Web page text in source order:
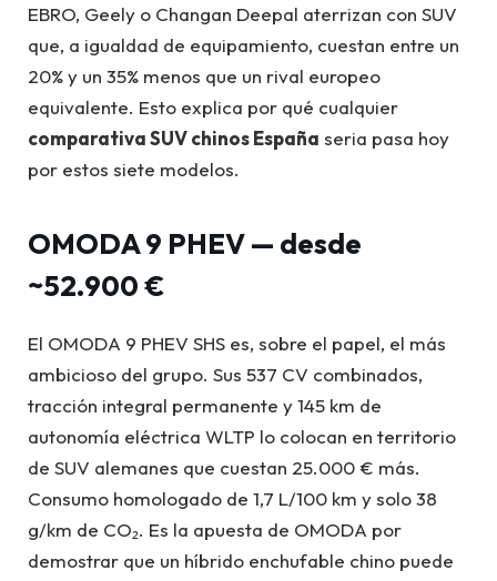
EBRO, Geely o Changan Deepal aterrizan con SUV
que, a igualdad de equipamiento, cuestan entre un
20% y un 35% menos que un rival europeo
equivalente. Esto explica por qué cualquier
comparativa SUV chinos España seria pasa hoy
por estos siete modelos.
OMODA 9 PHEV — desde
~52.900 €
El OMODA 9 PHEV SHS es, sobre el papel, el más
ambicioso del grupo. Sus 537 CV combinados,
tracción integral permanente y 145 km de
autonomía eléctrica WLTP lo colocan en territorio
de SUV alemanes que cuestan 25.000 € más.
Consumo homologado de 1,7 L/100 km y solo 38
g/km de CO₂. Es la apuesta de OMODA por
demostrar que un híbrido enchufable chino puede